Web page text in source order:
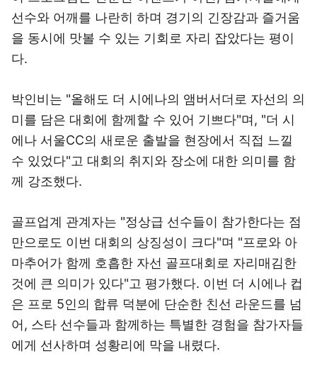
선수와 어깨를 나란히 하며 경기의 긴장감과 즐거움
을 동시에 맛볼 수 있는 기회로 자리 잡았다는 평이
다.
박인비는 "올해도 더 시에나의 앰버서더로 자선의 의
미를 담은 대회에 함께할 수 있어 기쁘다"며, "더 시
에나 서울CC의 새로운 출발을 현장에서 직접 느낄
수 있었다"고 대회의 취지와 장소에 대한 의미를 함
께 강조했다.
골프업계 관계자는 "정상급 선수들이 참가한다는 점
만으로도 이번 대회의 상징성이 크다"며 "프로와 아
마추어가 함께 호흡한 자선 골프대회로 자리매김한
것에 큰 의미가 있다"고 평가했다. 이번 더 시에나 컵
은 프로 5인의 합류 덕분에 단순한 친선 라운드를 넘
어, 스타 선수들과 함께하는 특별한 경험을 참가자들
에게 선사하며 성황리에 막을 내렸다.